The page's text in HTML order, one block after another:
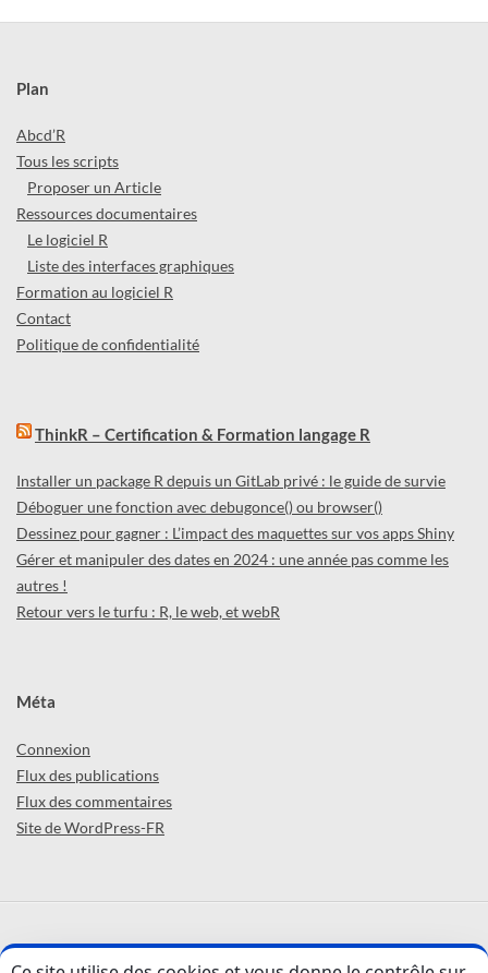
Plan
Abcd’R
Tous les scripts
Proposer un Article
Ressources documentaires
Le logiciel R
Liste des interfaces graphiques
Formation au logiciel R
Contact
Politique de confidentialité
ThinkR – Certification & Formation langage R
Installer un package R depuis un GitLab privé : le guide de survie
Déboguer une fonction avec debugonce() ou browser()
Dessinez pour gagner : L’impact des maquettes sur vos apps Shiny
Gérer et manipuler des dates en 2024 : une année pas comme les
autres !
Retour vers le turfu : R, le web, et webR
Méta
Connexion
Flux des publications
Flux des commentaires
Site de WordPress-FR
ABCD'R (parThinkR) © 2026 -Confidentialité